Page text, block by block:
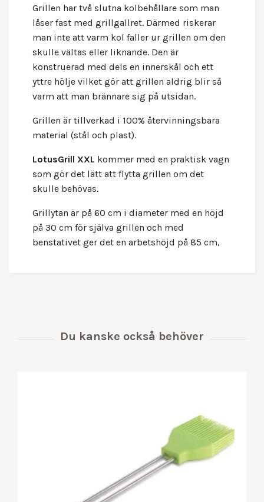
Grillen har två slutna kolbehållare som man
låser fast med grillgallret. Därmed riskerar
man inte att varm kol faller ur grillen om den
skulle vältas eller liknande. Den är
konstruerad med dels en innerskål och ett
yttre hölje vilket gör att grillen aldrig blir så
varm att man brännare sig på utsidan.
Grillen är tillverkad i 100% återvinningsbara
material (stål och plast).
LotusGrill XXL kommer med en praktisk vagn
som gör det lätt att flytta grillen om det
skulle behövas.
Grillytan är på 60 cm i diameter med en höjd
på 30 cm för själva grillen och med
benstativet ger det en arbetshöjd på 85 cm,